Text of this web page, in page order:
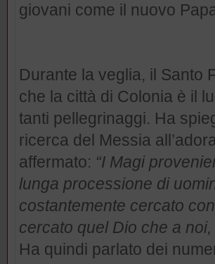
giovani come il nuovo
Durante la veglia, il Santo
che la città di Colonia è il
tanti pellegrinaggi. Ha
ricerca del Messia
affermato: “I Magi
lunga processione di
costantemente cercato
cercato quel Dio che a
Ha quindi parlato dei